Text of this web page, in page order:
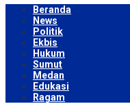
Beranda
News
Politik
Ekbis
Hukum
Sumut
Medan
Edukasi
Ragam